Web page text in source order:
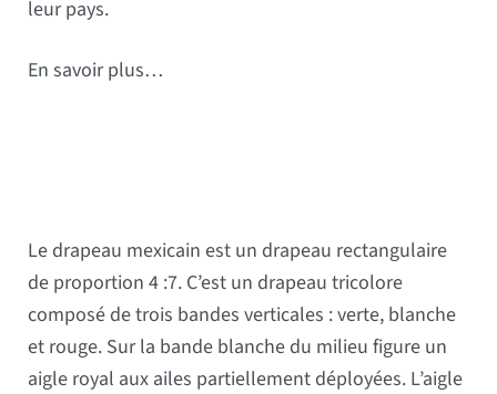
leur pays.
En savoir plus…
Le drapeau mexicain est un drapeau rectangulaire
de proportion 4 :7. C’est un drapeau tricolore
composé de trois bandes verticales : verte, blanche
et rouge. Sur la bande blanche du milieu figure un
aigle royal aux ailes partiellement déployées. L’aigle